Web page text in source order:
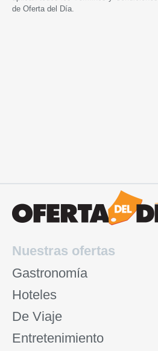
de Oferta del Día.
Nuestras ofertas
Gastronomía
Hoteles
De Viaje
Entretenimiento